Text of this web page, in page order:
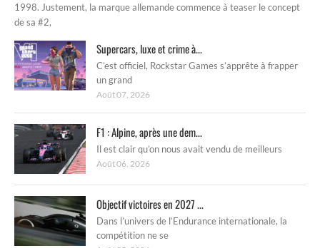
1998. Justement, la marque allemande commence à teaser le concept
de sa #2,
Supercars, luxe et crime à...
C’est officiel, Rockstar Games s’apprête à frapper
un grand
Août 07, 2026
F1 : Alpine, après une dem...
Il est clair qu’on nous avait vendu de meilleurs
Août 06, 2026
Objectif victoires en 2027 ...
Dans l’univers de l’Endurance internationale, la
compétition ne se